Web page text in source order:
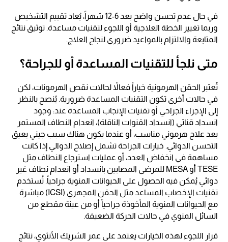
في حال عدم تحسن واضح بعد 6-12 شهراً، يُعاد تقييم التشخيص
وربما تغيير الخطة العلاجية أو اللجوء لتقنيات مساعدة. توثيق نتائج
المتابعة والالتزام بالمواعيد ضروري لنجاح العلاج.
متى نلجأ للتقنيات المساعدة أو للجراحة؟
تُعتبر الحقن الهرمونية خياراً فعالاً لحالات نقص الهرمونات، لكن
في حالات أخرى تكون التقنيات المساعدة ضرورية. يُنصح بالنظر
إلى الإجراء الجراحي أو تقنيات الإنجاب المساعدة عند: وجود
انسداد قناتي (انسداد القنوات الناقلة)، انعدام النطاف المستمر
بعد علاج هرموني مناسب، أو عندما يكون هناك سبب جيني يعيق
التحسن الدوائي. خيارات الجراحة تشمل إصلاح الدوالي إذا كانت
مساهمة في انخفاض العدد، أو عمليات استرجاع النطاف مثل
TESE أو MESA للمرضى المصابين بانسداد أو انعدام نطاف غير
دوائي يُمكن فيه الحصول على الحيوانات المنوية جراحياً. تُستخدم
تقنيات الإخصاب المساعد مثل الحقن المجهري (ICSI) مباشرة
مع الحيوانات المنوية المأخوذة جراحياً أو من عينة مقطع من
السائل المنوي في حالات الحركة الضعيفة.
قرار اللجوء لهذه الخيارات يعتمد على عمر الشريك الأنثوي، نتائج